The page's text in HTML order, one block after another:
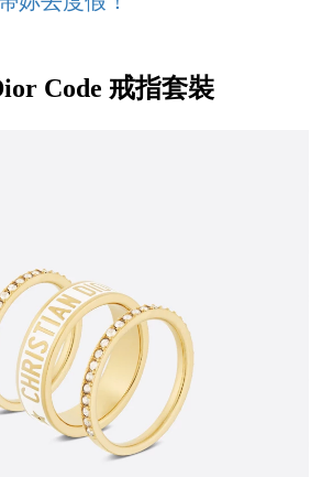
Code 戒指套裝